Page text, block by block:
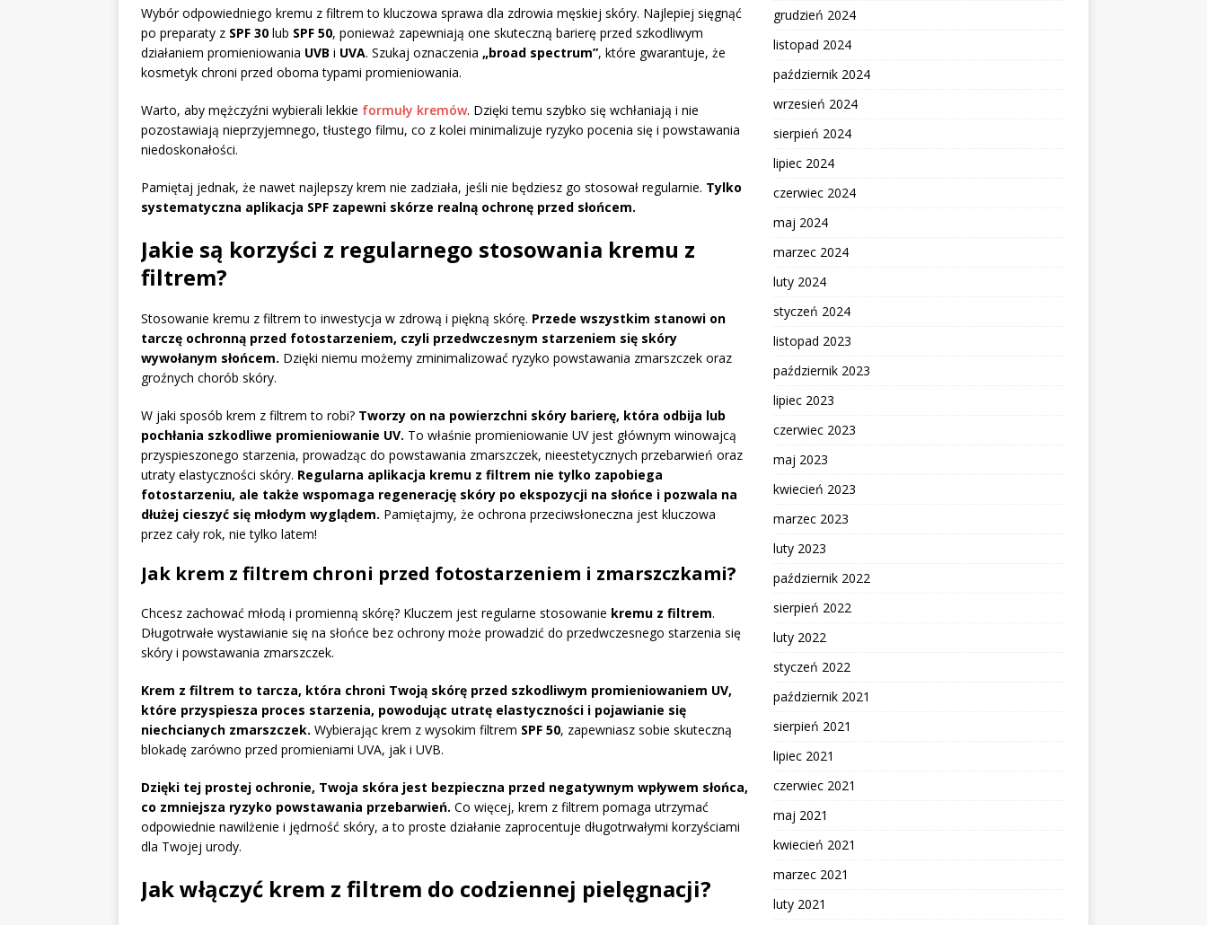
Wybór odpowiedniego kremu z filtrem to kluczowa sprawa dla zdrowia męskiej skóry. Najlepiej sięgnąć
po preparaty z SPF 30 lub SPF 50, ponieważ zapewniają one skuteczną barierę przed szkodliwym
działaniem promieniowania UVB i UVA. Szukaj oznaczenia „broad spectrum”, które gwarantuje, że
kosmetyk chroni przed oboma typami promieniowania.
Warto, aby mężczyźni wybierali lekkie formuły kremów. Dzięki temu szybko się wchłaniają i nie
pozostawiają nieprzyjemnego, tłustego filmu, co z kolei minimalizuje ryzyko pocenia się i powstawania
niedoskonałości.
Pamiętaj jednak, że nawet najlepszy krem nie zadziała, jeśli nie będziesz go stosował regularnie. Tylko
systematyczna aplikacja SPF zapewni skórze realną ochronę przed słońcem.
Jakie są korzyści z regularnego stosowania kremu z
filtrem?
Stosowanie kremu z filtrem to inwestycja w zdrową i piękną skórę. Przede wszystkim stanowi on
tarczę ochronną przed fotostarzeniem, czyli przedwczesnym starzeniem się skóry
wywołanym słońcem. Dzięki niemu możemy zminimalizować ryzyko powstawania zmarszczek oraz
groźnych chorób skóry.
W jaki sposób krem z filtrem to robi? Tworzy on na powierzchni skóry barierę, która odbija lub
pochłania szkodliwe promieniowanie UV. To właśnie promieniowanie UV jest głównym winowajcą
przyspieszonego starzenia, prowadząc do powstawania zmarszczek, nieestetycznych przebarwień oraz
utraty elastyczności skóry. Regularna aplikacja kremu z filtrem nie tylko zapobiega
fotostarzeniu, ale także wspomaga regenerację skóry po ekspozycji na słońce i pozwala na
dłużej cieszyć się młodym wyglądem. Pamiętajmy, że ochrona przeciwsłoneczna jest kluczowa
przez cały rok, nie tylko latem!
Jak krem z filtrem chroni przed fotostarzeniem i zmarszczkami?
Chcesz zachować młodą i promienną skórę? Kluczem jest regularne stosowanie kremu z filtrem.
Długotrwałe wystawianie się na słońce bez ochrony może prowadzić do przedwczesnego starzenia się
skóry i powstawania zmarszczek.
Krem z filtrem to tarcza, która chroni Twoją skórę przed szkodliwym promieniowaniem UV,
które przyspiesza proces starzenia, powodując utratę elastyczności i pojawianie się
niechcianych zmarszczek. Wybierając krem z wysokim filtrem SPF 50, zapewniasz sobie skuteczną
blokadę zarówno przed promieniami UVA, jak i UVB.
Dzięki tej prostej ochronie, Twoja skóra jest bezpieczna przed negatywnym wpływem słońca,
co zmniejsza ryzyko powstawania przebarwień. Co więcej, krem z filtrem pomaga utrzymać
odpowiednie nawilżenie i jędrność skóry, a to proste działanie zaprocentuje długotrwałymi korzyściami
dla Twojej urody.
Jak włączyć krem z filtrem do codziennej pielęgnacji?
grudzień 2024
listopad 2024
październik 2024
wrzesień 2024
sierpień 2024
lipiec 2024
czerwiec 2024
maj 2024
marzec 2024
luty 2024
styczeń 2024
listopad 2023
październik 2023
lipiec 2023
czerwiec 2023
maj 2023
kwiecień 2023
marzec 2023
luty 2023
październik 2022
sierpień 2022
luty 2022
styczeń 2022
październik 2021
sierpień 2021
lipiec 2021
czerwiec 2021
maj 2021
kwiecień 2021
marzec 2021
luty 2021